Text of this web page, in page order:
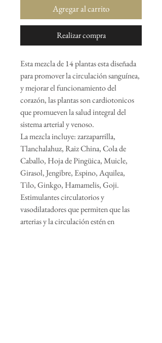
Agregar al carrito
Realizar compra
Esta mezcla de 14 plantas esta diseñada
para promover la circulación sanguínea,
y mejorar el funcionamiento del
corazón, las plantas son cardiotonicos
que promueven la salud integral del
sistema arterial y venoso.
La mezcla incluye: zarzaparrilla,
Tlanchalahuz, Raiz China, Cola de
Caballo, Hoja de Pingüica, Muicle,
Girasol, Jengibre, Espino, Aquilea,
Tilo, Ginkgo, Hamamelis, Goji.
Estimulantes circulatorios y
vasodilatadores que permiten que las
arterias y la circulación estén en